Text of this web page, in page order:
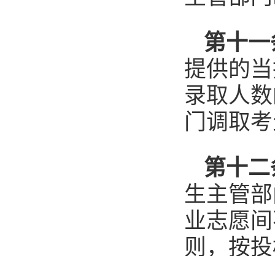
第十
提供的
录取人
门调取
第十
生主管
业志愿
则，按